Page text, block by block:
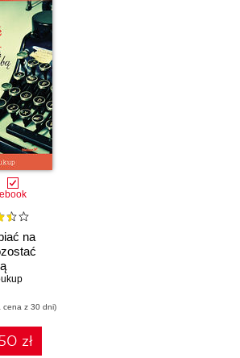
ebook
na
cena z 30 dni)
zł